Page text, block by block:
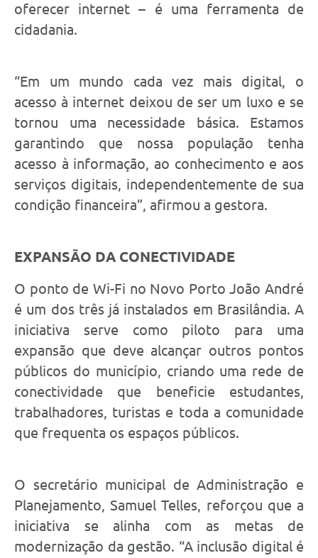
oferecer internet – é uma ferramenta de
cidadania.
“Em um mundo cada vez mais digital, o
acesso à internet deixou de ser um luxo e se
tornou uma necessidade básica. Estamos
garantindo que nossa população tenha
acesso à informação, ao conhecimento e aos
serviços digitais, independentemente de sua
condição financeira”, afirmou a gestora.
EXPANSÃO DA CONECTIVIDADE
O ponto de Wi-Fi no Novo Porto João André
é um dos três já instalados em Brasilândia. A
iniciativa serve como piloto para uma
expansão que deve alcançar outros pontos
públicos do município, criando uma rede de
conectividade que beneficie estudantes,
trabalhadores, turistas e toda a comunidade
que frequenta os espaços públicos.
O secretário municipal de Administração e
Planejamento, Samuel Telles, reforçou que a
iniciativa se alinha com as metas de
modernização da gestão. “A inclusão digital é